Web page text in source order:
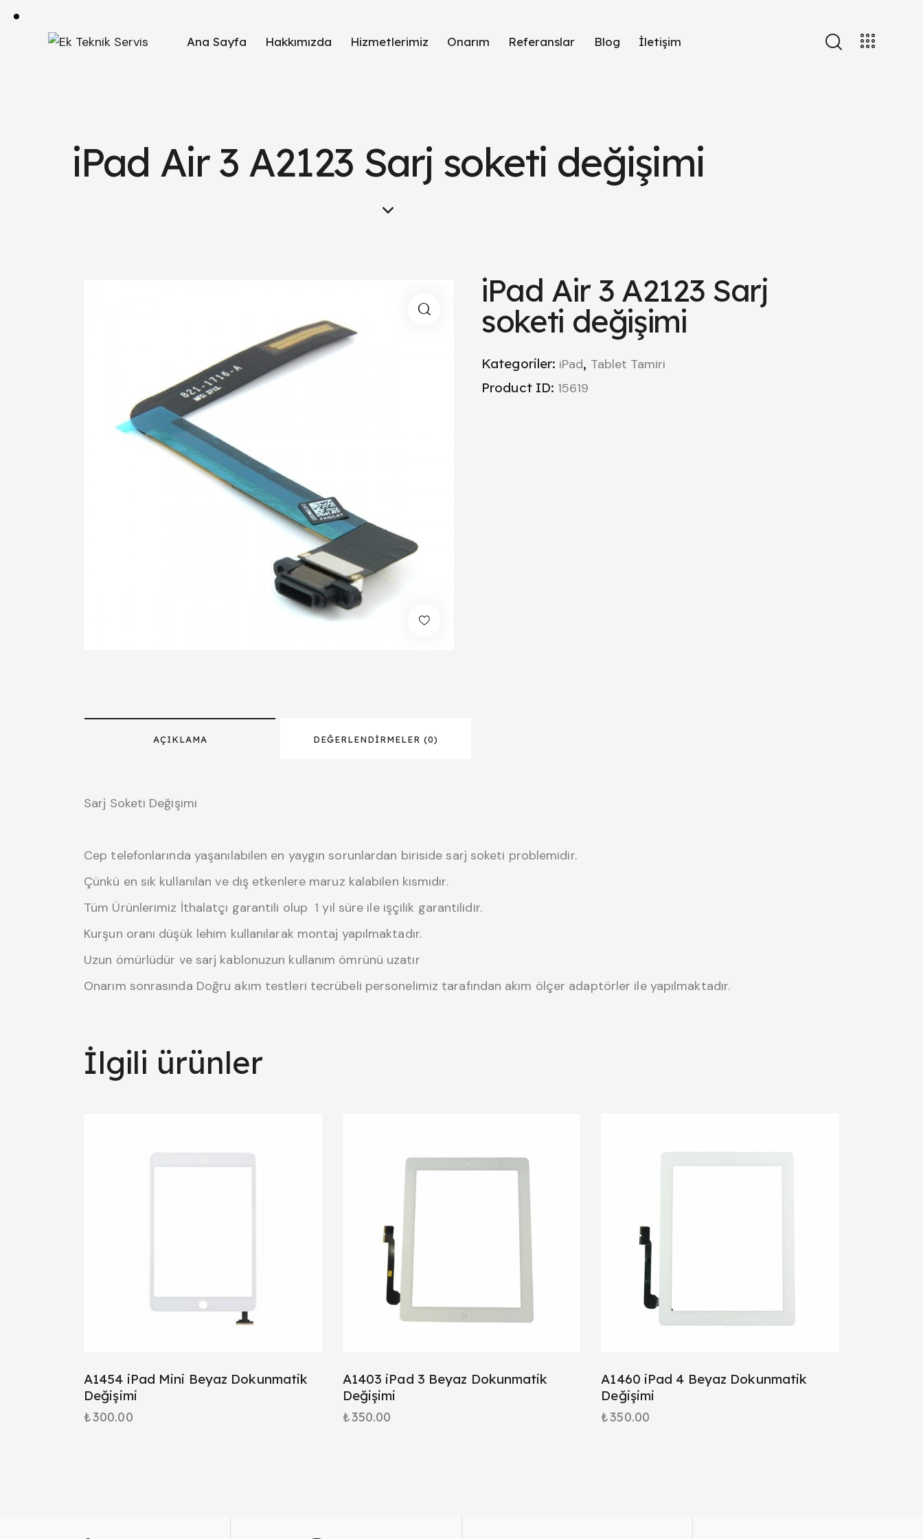
Ana Sayfa Hakkımızda Hizmetlerimiz Onarım Referanslar Blog İletişim
iPad Air 3 A2123 Sarj soketi değişimi
iPad Air 3 A2123 Sarj
soketi değişimi
Kategoriler: iPad, Tablet Tamiri
Product ID: 15619
AÇIKLAMA DEĞERLENDIRMELER (0)
Sarj Soketi Değişimi
Cep telefonlarında yaşanılabilen en yaygın sorunlardan biriside sarj soketi problemidir.
Çünkü en sık kullanılan ve dış etkenlere maruz kalabilen kısmıdır.
Tüm Ürünlerimiz İthalatçı garantili olup 1 yıl süre ile işçilik garantilidir.
Kurşun oranı düşük lehim kullanılarak montaj yapılmaktadır.
Uzun ömürlüdür ve sarj kablonuzun kullanım ömrünü uzatır
Onarım sonrasında Doğru akım testleri tecrübeli personelimiz tarafından akım ölçer adaptörler ile yapılmaktadır.
İlgili ürünler
A1454 iPad Mini Beyaz Dokunmatik
Değişimi
₺300.00
A1403 iPad 3 Beyaz Dokunmatik
Değişimi
₺350.00
A1460 iPad 4 Beyaz Dokunmatik
Değişimi
₺350.00